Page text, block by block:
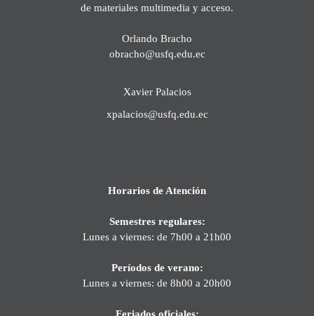
de materiales multimedia y acceso.
Orlando Bracho
obracho@usfq.edu.ec
Xavier Palacios
xpalacios@usfq.edu.ec
Horarios de Atención
Semestres regulares:
Lunes a viernes: de 7h00 a 21h00
Períodos de verano:
Lunes a viernes: de 8h00 a 20h00
Feriados oficiales: